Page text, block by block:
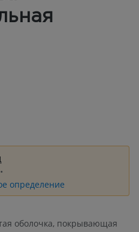
определение
оболочка, покрывающая